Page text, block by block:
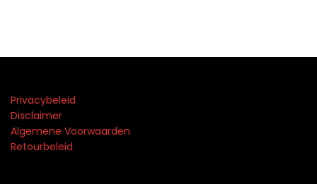
Privacybeleid
Disclaimer
Algemene Voorwaarden
Retourbeleid